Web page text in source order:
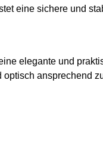
eine sichere und
elegante und
ansprechend